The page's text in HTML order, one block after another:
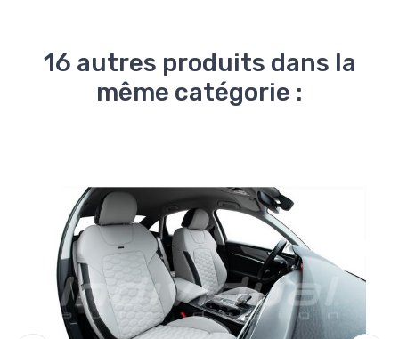
16 autres produits dans la
même catégorie :